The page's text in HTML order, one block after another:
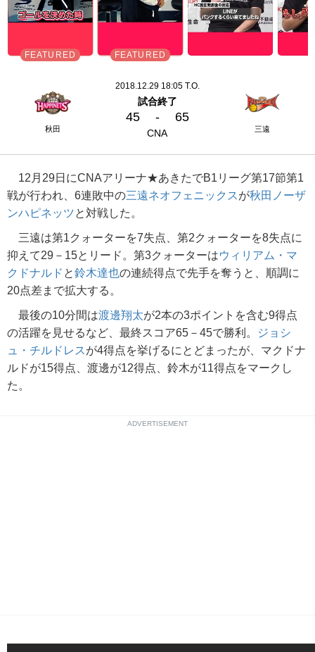
秋田
2018.12.29 18:05 T.O.
試合終了
45 - 65
CNA 三遠
12月29日にCNAアリーナ★あきたでB1リーグ第17節第1
戦が行われ、6連敗中の三遠ネオフェニックスが秋田ノーザ
ンハピネッツと対戦した。
三遠は第1クォーターを7失点、第2クォーターを8失点に
抑えて29－15とリード。第3クォーターはウィリアム・マ
クドナルド と鈴木達也の連続得点で先手を奪うと、順調に
20点差まで拡大する。
最後の10分間は渡邊翔太が2本の3ポイントを含む9得点
の活躍を見せるなど、最終スコア65－45で勝利。
ジョシ
ュ・チルドレスが4得点を挙げるにとどまったが、マクドナ
ルドが15得点、渡邊が12得点、鈴木が11得点をマークし
た。
ADVERTISEMENT